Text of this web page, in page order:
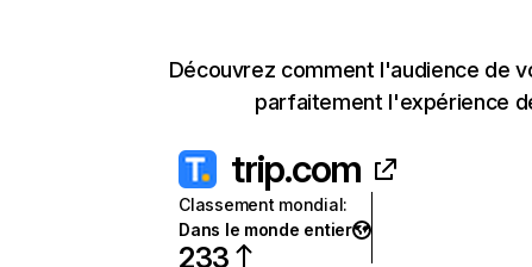
Découvrez comment l'audience de
parfaitement l'expérience
trip.com
Classement mondial:
Dans le monde entier
233